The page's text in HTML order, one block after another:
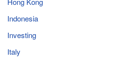
Indonesia
Investing
Italy